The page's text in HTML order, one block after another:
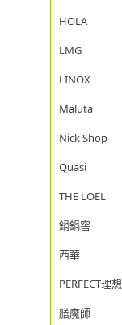
HOLA
LMG
LINOX
Maluta
Nick Shop
Quasi
THE LOEL
鍋鍋窖
西華
PERFECT理想
膳魔師